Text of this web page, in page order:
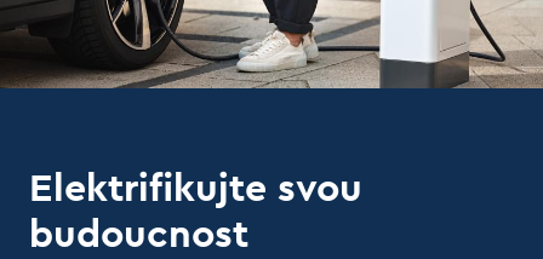
Elektrifikujte svou
budoucnost